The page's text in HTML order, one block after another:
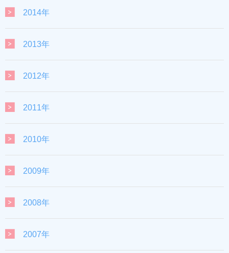
2014年
2013年
2012年
2011年
2010年
2009年
2008年
2007年